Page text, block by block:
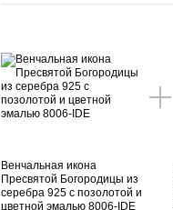
Венчальная икона
Пресвятой Богородицы из
серебра 925 с позолотой и
цветной эмалью 8006-IDE